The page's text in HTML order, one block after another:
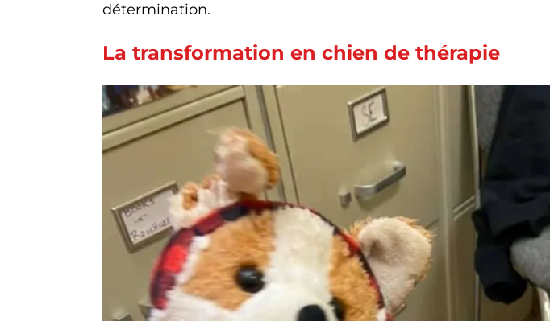
détermination.
La transformation en chien de thérapie